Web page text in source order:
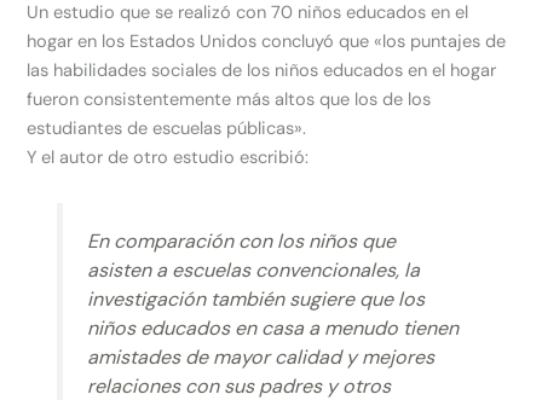
Un estudio que se realizó con 70 niños educados en el
hogar en los Estados Unidos concluyó que «los puntajes de
las habilidades sociales de los niños educados en el hogar
fueron consistentemente más altos que los de los
estudiantes de escuelas públicas».
Y el autor de otro estudio escribió:
En comparación con los niños que
asisten a escuelas convencionales, la
investigación también sugiere que los
niños educados en casa a menudo tienen
amistades de mayor calidad y mejores
relaciones con sus padres y otros